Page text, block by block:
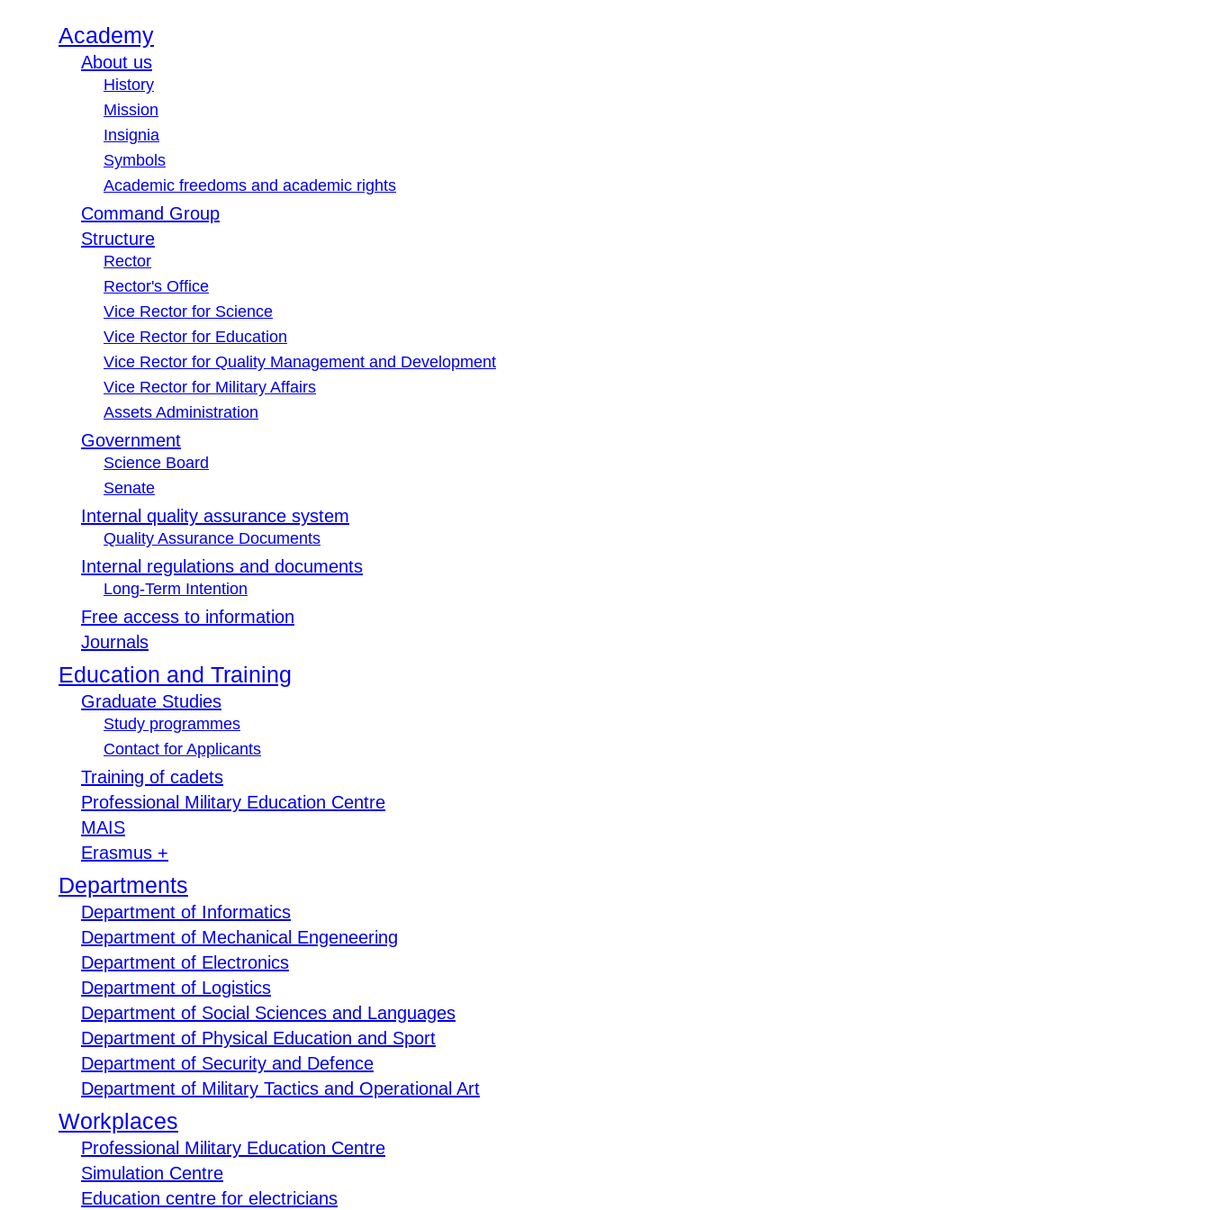
Academy
About us
History
Mission
Insignia
Symbols
Academic freedoms and academic rights
Command Group
Structure
Rector
Rector's Office
Vice Rector for Science
Vice Rector for Education
Vice Rector for Quality Management and Development
Vice Rector for Military Affairs
Assets Administration
Government
Science Board
Senate
Internal quality assurance system
Quality Assurance Documents
Internal regulations and documents
Long-Term Intention
Free access to information
Journals
Education and Training
Graduate Studies
Study programmes
Contact for Applicants
Training of cadets
Professional Military Education Centre
MAIS
Erasmus +
Departments
Department of Informatics
Department of Mechanical Engeneering
Department of Electronics
Department of Logistics
Department of Social Sciences and Languages
Department of Physical Education and Sport
Department of Security and Defence
Department of Military Tactics and Operational Art
Workplaces
Professional Military Education Centre
Simulation Centre
Education centre for electricians